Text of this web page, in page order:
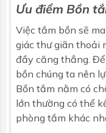
Ưu điểm Bồn
Việc tắm bồn sẽ
giác thư giãn thoải
đầy căng thẳng.
bồn chúng ta nên
Bồn tắm nằm có
lớn thường có thể
phòng tắm khác